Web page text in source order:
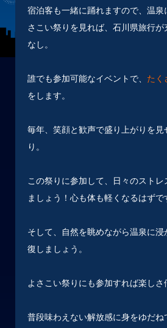
宿泊客も一緒に踊れますので、温泉
さこい祭りを見れば、石川県旅行
なし。
誰でも参加可能なイベントで、 たく
をします。
毎年、笑顔と歓声で盛り上がりを
り。
この祭りに参加して、日々のスト
ましょう！心も体も軽くなるはずで
そして、自然を眺めながら温泉に浸
復しましょう。
よさこい祭りにも参加すれば楽しさ
普段味わえない解放感に身をゆだね